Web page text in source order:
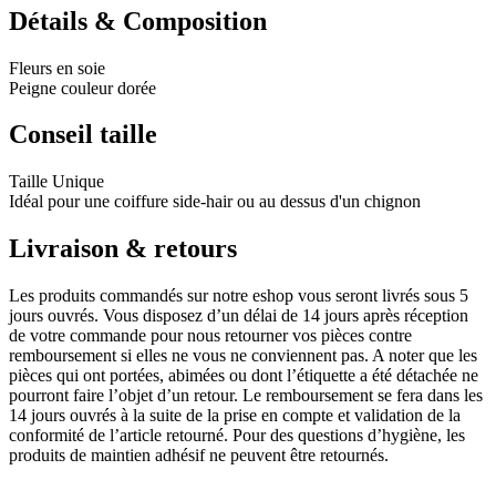
Détails & Composition
Fleurs en soie
Peigne couleur dorée
Conseil taille
Taille Unique
Idéal pour une coiffure side-hair ou au dessus d'un chignon
Livraison & retours
Les produits commandés sur notre eshop vous seront livrés sous 5
jours ouvrés. Vous disposez d’un délai de 14 jours après réception
de votre commande pour nous retourner vos pièces contre
remboursement si elles ne vous ne conviennent pas. A noter que les
pièces qui ont portées, abimées ou dont l’étiquette a été détachée ne
pourront faire l’objet d’un retour. Le remboursement se fera dans les
14 jours ouvrés à la suite de la prise en compte et validation de la
conformité de l’article retourné. Pour des questions d’hygiène, les
produits de maintien adhésif ne peuvent être retournés.